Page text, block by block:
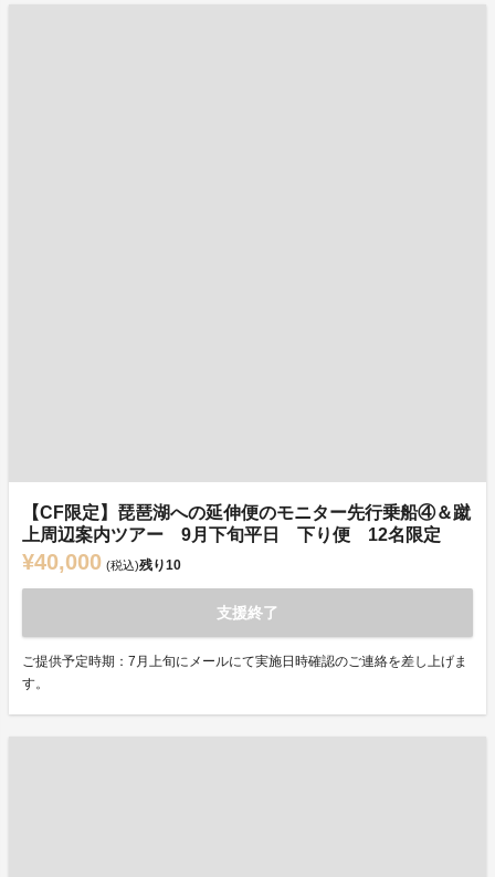
【CF限定】琵琶湖への延伸便のモニター先行乗船④＆蹴
上周辺案内ツアー 9月下旬平日 下り便 12名限定
¥40,000 (税込)残り10
支援終了
ご提供予定時期：7月上旬にメールにて実施日時確認のご連絡を差し上げま
す。